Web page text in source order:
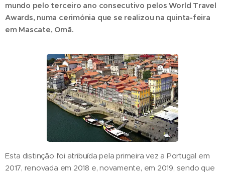
mundo pelo terceiro ano consecutivo pelos World Travel
Awards, numa cerimónia que se realizou na quinta-feira
em Mascate, Omã.
Esta distinção foi atribuída pela primeira vez a Portugal em
2017, renovada em 2018 e, novamente, em 2019, sendo que